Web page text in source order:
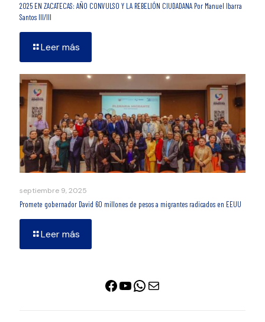
2025 EN ZACATECAS: AÑO CONVULSO Y LA REBELIÓN CIUDADANA Por Manuel Ibarra
Santos III/III
Leer más
septiembre 9, 2025
Promete gobernador David 60 millones de pesos a migrantes radicados en EEUU
Leer más
Facebook
YouTube
WhatsApp
Correo electrónico